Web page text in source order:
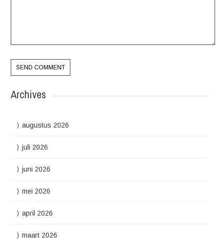
Archives
augustus 2026
juli 2026
juni 2026
mei 2026
april 2026
maart 2026